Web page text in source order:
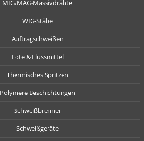
MIG/MAG-Massivdrähte
WIG-Stäbe
Auftragschweißen
Lote & Flussmittel
Thermisches Spritzen
Polymere Beschichtungen
Schweißbrenner
Schweißgeräte